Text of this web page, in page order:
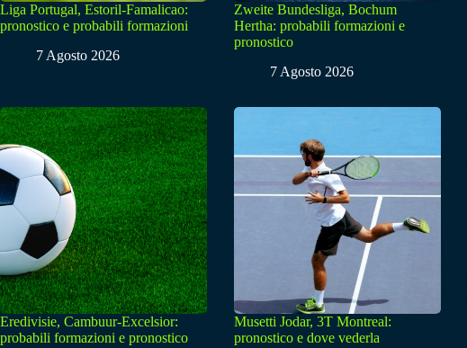
Liga Portugal, Estoril-Famalicao:
pronostico e probabili formazioni
7 Agosto 2026
Zweite Bundesliga, Bochum
Hertha: probabili formazioni e
pronostico
7 Agosto 2026
Eredivisie, Cambuur-Excelsior:
probabili formazioni e pronostico
Musetti Jodar, 3T Montreal:
pronostico e dove vederla